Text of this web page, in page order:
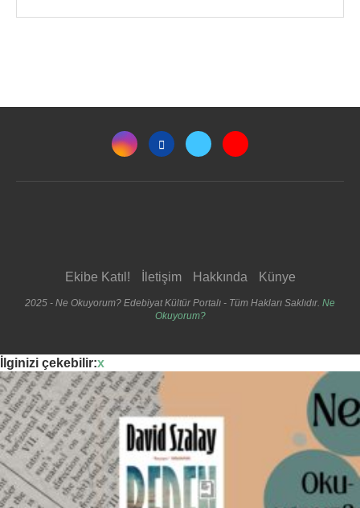
Ekibe Katıl! İletişim Hakkında Künye
2025 - Ne Okuyorum? Edebiyat Kültür Portalı - Tüm Hakları Saklıdır. Ne
Okuyorum?
İlginizi çekebilir:x